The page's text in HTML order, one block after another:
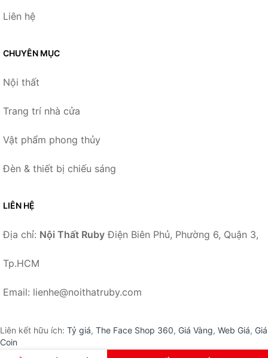
Liên hệ
CHUYÊN MỤC
Nội thất
Trang trí nhà cửa
Vật phẩm phong thủy
Đèn & thiết bị chiếu sáng
LIÊN HỆ
Địa chỉ: Nội Thất Ruby Điện Biên Phủ, Phường 6, Quận 3,
Tp.HCM
Email: lienhe@noithatruby.com
Liên kết hữu ích: Tỷ giá, The Face Shop 360, Giá Vàng, Web Giá, Giá
Coin